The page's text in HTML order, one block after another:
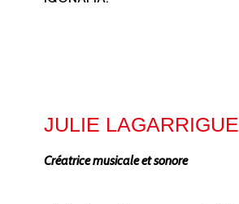
JULIE LAGARRIGUE
Créatrice musicale et sonore